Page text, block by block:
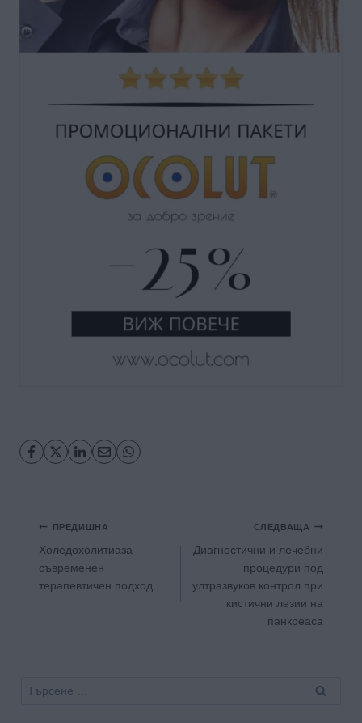
Навигация
ПРЕДИШНА
Холедохолитиаза –
съвременен
терапевтичен подход
СЛЕДВАЩА
Диагностични и лечебни
процедури под
ултразвуков контрол при
кистични лезии на
панкреаса
Търсене